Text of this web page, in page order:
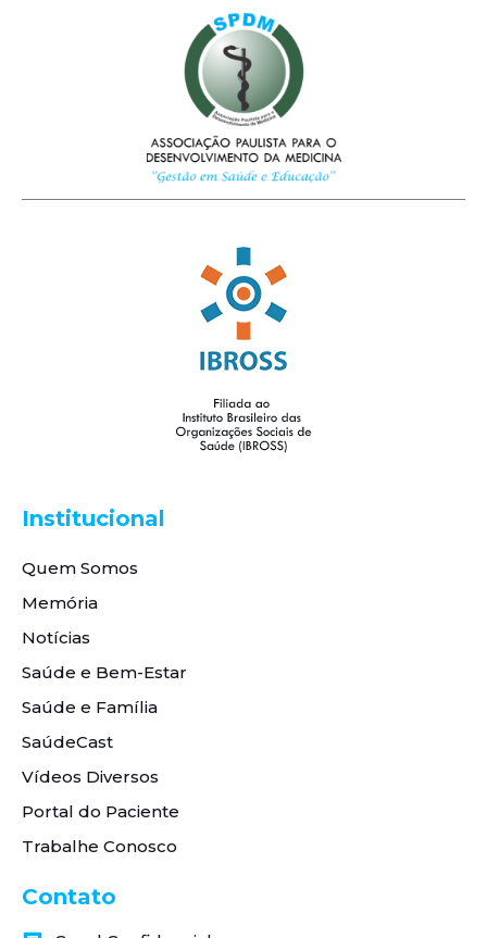
Institucional
Quem Somos
Memória
Notícias
Saúde e Bem-Estar
Saúde e Família
SaúdeCast
Vídeos Diversos
Portal do Paciente
Trabalhe Conosco
Contato